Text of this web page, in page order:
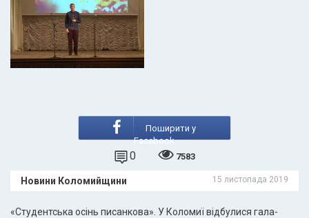
Поширити у
Facebook
0 7583
Новини Коломийщини 15 листопада 2019
«Студентська осінь писанкова». У Коломиї відбулися гала-